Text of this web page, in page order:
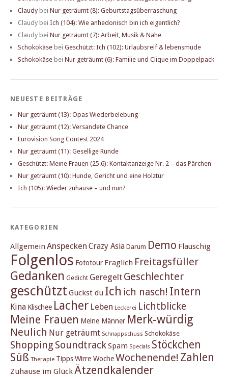
Claudy bei Nur geträumt (8): Geburtstagsüberraschung
Claudy bei Ich (104): Wie anhedonisch bin ich eigentlich?
Claudy bei Nur geträumt (7): Arbeit, Musik & Nähe
Schokokäse bei Geschützt: Ich (102): Urlaubsreif & lebensmüde
Schokokäse bei Nur geträumt (6): Familie und Clique im Doppelpack
NEUESTE BEITRÄGE
Nur geträumt (13): Opas Wiederbelebung
Nur geträumt (12): Versandete Chance
Eurovision Song Contest 2024
Nur geträumt (11): Gesellige Runde
Geschützt: Meine Frauen (25.6): Kontaktanzeige Nr. 2 – das Pärchen
Nur geträumt (10): Hunde, Gericht und eine Holztür
Ich (105): Wieder zuhause – und nun?
KATEGORIEN
Allgemein Anspecken Crazy Asia Darum Demo Flauschig
Folgenlos Fototour Fraglich Freitagsfüller
Gedanken Gedicht Geregelt Geschlechter
geschützt Guckst du Ich ich nasch! Intern
Kina Klischee Lacher Leben Leckerei Lichtblicke
Meine Frauen Meine Männer Merk-würdig
Neulich Nur geträumt Schnappschuss Schokokäse
Shopping SoundtrackSpam Specials Stöckchen
Süß Therapie TippsWirre WocheWochenende! Zahlen
Zuhause im Glück Ätzendkalender